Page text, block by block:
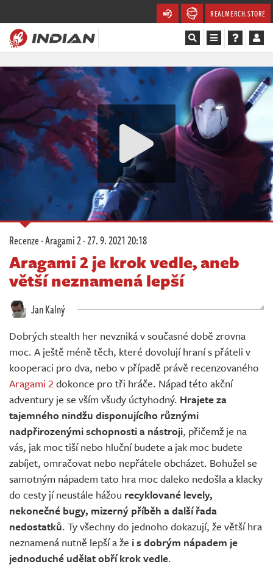
REALMERCH.STORE
Magazín
Recenze
Videa
Soutěže
Komunita
Redakce
Živě
Recenze·Aragami 2·27. 9. 2021 20:18
Aragami 2 je krok vedle, aneb
větší neznamená lepší
Jan Kalný
Dobrých stealth her nevzniká v současné době zrovna
moc. A ještě méně těch, které dovolují hraní s přáteli v
kooperaci pro dva, nebo v případě právě recenzovaného
Aragami 2 dokonce pro tři hráče. Nápad této akční
adventury je se vším všudy úctyhodný. Hrajete za
tajemného nindžu disponujícího různými
nadpřirozenými schopnosti a nástroji, přičemž je na
vás, jak moc tiší nebo hluční budete a jak moc budete
zabíjet, omračovat nebo nepřátele obcházet. Bohužel se
samotným nápadem tato hra moc daleko nedošla a klacky
do cesty jí neustále hážou recyklované levely,
nekonečné bugy, mizerný příběh a další řada
nedostatků. Ty všechny do jednoho dokazují, že větší hra
neznamená nutně lepší a že i s dobrým nápadem je
jednoduché udělat obří krok vedle.